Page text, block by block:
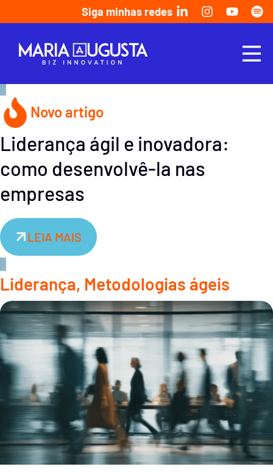
Siga minhas redes
Novo artigo
Liderança ágil e inovadora:
como desenvolvê-la nas
empresas
LEIA MAIS
Liderança, Metodologias ágeis